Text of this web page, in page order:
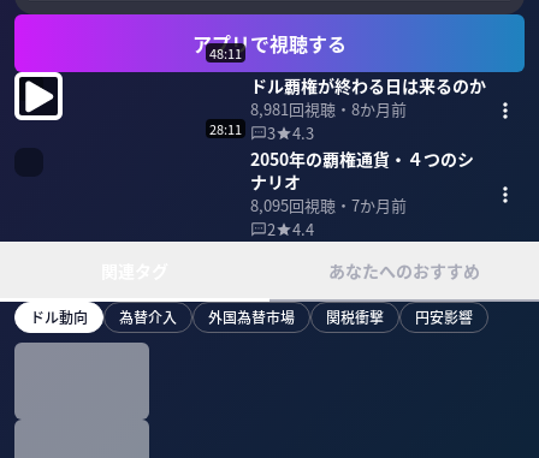
アプリで視聴する
48:11
ドル覇権が終わる日は来るのか
8,981回視聴・ 8か月前
3
4.3
28:11
2050年の覇権通貨・４つのシ
ナリオ
8,095回視聴・ 7か月前
2
4.4
あなたへのおすすめ
ドル動向 為替介入 外国為替市場 関税衝撃 円安影響